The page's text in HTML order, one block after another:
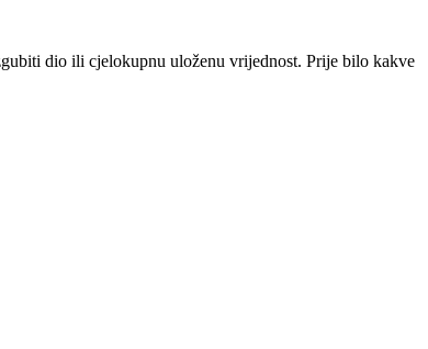
dio ili cjelokupnu uloženu vrijednost. Prije bilo kakve